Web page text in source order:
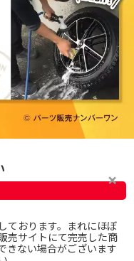
ております。まれにほぼ
売サイトにて完売した商
きない場合がございます